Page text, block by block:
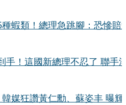
蝦類！總理急跳腳：恐慘賠
手！這國新總理不忍了 聯手
媒狂讚黃仁勳、蘇姿丰 曝輝